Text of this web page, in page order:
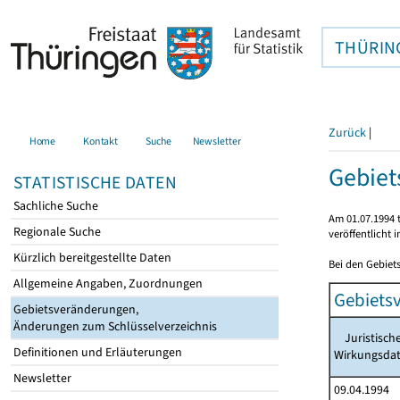
Home Kontakt Suche Newsletter
STATISTISCHE DATEN
Sachliche Suche
Regionale Suche
Kürzlich bereitgestellte Daten
Allgemeine Angaben, Zuordnungen
Gebietsveränderungen,
Änderungen zum Schlüsselverzeichnis
Definitionen und Erläuterungen
Newsletter
Zurück |
Am
veröffentlicht
Bei den
09.04.1994